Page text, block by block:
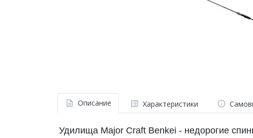
Описание Характеристики
Удилища Major Craft Benkei - недорогие